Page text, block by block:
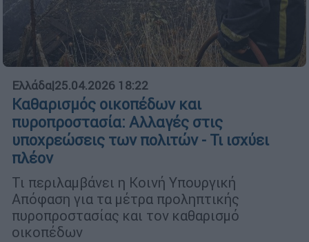
Ελλάδα|25.04.2026 18:22
Καθαρισμός οικοπέδων και
πυροπροστασία: Αλλαγές στις
υποχρεώσεις των πολιτών - Τι ισχύει
πλέον
Τι περιλαμβάνει η Κοινή Υπουργική
Απόφαση για τα μέτρα προληπτικής
πυροπροστασίας και τον καθαρισμό
οικοπέδων